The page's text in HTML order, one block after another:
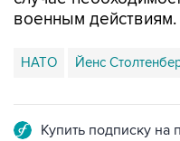
НАТО Йенс Столтенберг
Подписаться на